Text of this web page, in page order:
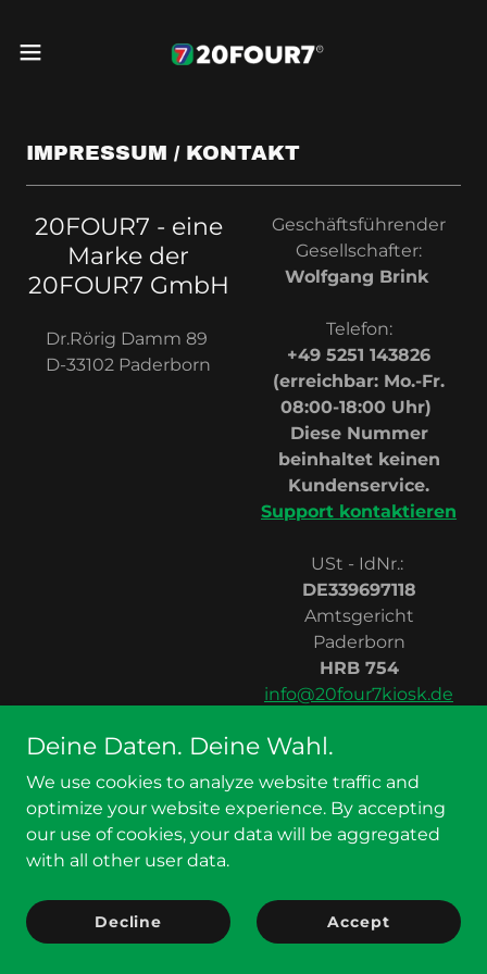
IMPRESSUM / KONTAKT
20FOUR7 - eine
Marke der
20FOUR7 GmbH
Dr.Rörig Damm 89
D-33102 Paderborn
Geschäftsführender
Gesellschafter:
Wolfgang Brink
Telefon:
+49 5251 143826
(erreichbar: Mo.-Fr.
08:00-18:00 Uhr)
Diese Nummer
beinhaltet keinen
Kundenservice.
Support kontaktieren
USt - IdNr.:
DE339697118
Amtsgericht
Paderborn
HRB 754
info@20four7kiosk.de
Copyright © 2026 20FOUR7 GmbH. '20FOUR7' ist ein
eingetragenes Warenzeichen der 20FOUR7 GmbH. Alle
Rechte vorbehalten.
Impressum
Datenschutzerklärung
Deine Daten. Deine Wahl.
We use cookies to analyze website traffic and
optimize your website experience. By accepting
our use of cookies, your data will be aggregated
with all other user data.
Decline Accept